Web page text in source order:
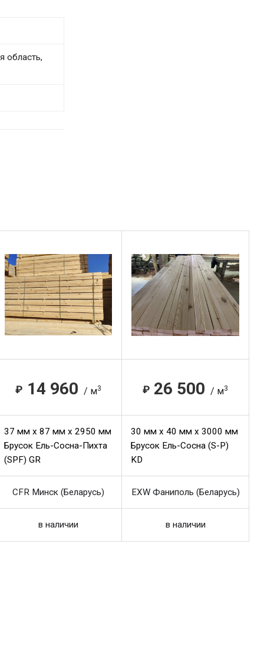
область,
₽ 14 960 / м3 ₽ 26 500 / м3
37 мм x 87 мм x 2950 мм
Брусок Ель-Сосна-Пихта
(SPF) GR
30 мм x 40 мм x 3000 мм
Брусок Ель-Сосна (S-P)
KD
CFR Минск (Беларусь) EXW Фаниполь (Беларусь)
в наличии в наличии